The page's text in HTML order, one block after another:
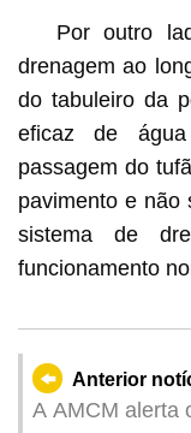
Por outro
drenagem ao
do tabuleiro da
eficaz de
passagem do
pavimento e não
sistema de
funcionamento
Anterior
A AMCM alerta